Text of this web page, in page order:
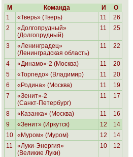
М
Команда И
О
1
«Тверь» (Тверь) 11
26
2
«Долгопрудный»
(Долгопрудный)
11 25
3
«Ленинградец»
(Ленинградская область)
11 22
4 «Динамо»-2 (Москва) 11
20
5
«Торпедо» (Владимир) 11
20
6
«Родина» (Москва) 11
19
7
«Зенит»-2
(Санкт-Петербург)
11 17
8 «Казанка» (Москва) 11
16
9
«Зенит» (Иркутск) 12
14
10 «Муром» (Муром) 12
14
11
«Луки-Энергия»
(Великие Луки)
10 12